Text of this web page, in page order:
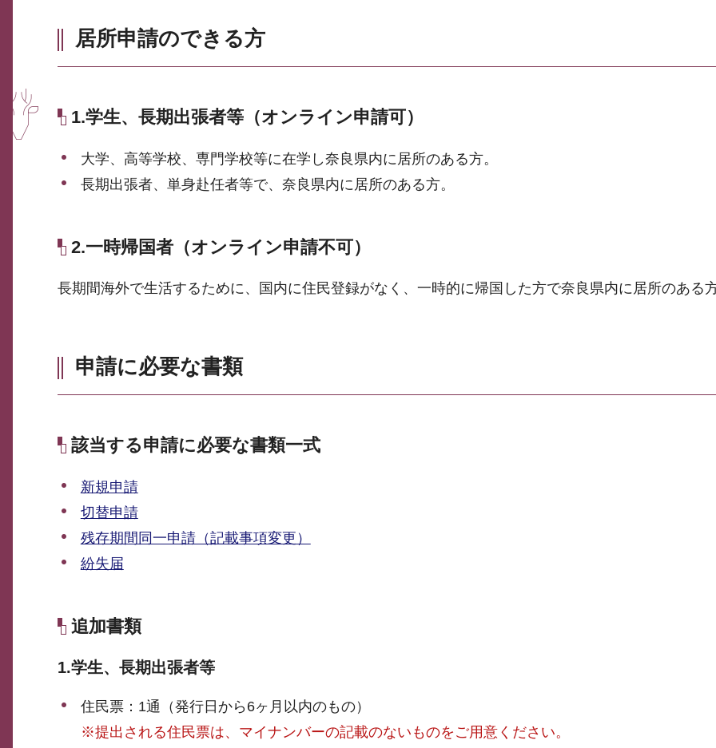
居所申請のできる方
1.学生、長期出張者等（オンライン申請可）
大学、高等学校、専門学校等に在学し奈良県内に居所のある方。
長期出張者、単身赴任者等で、奈良県内に居所のある方。
2.一時帰国者（オンライン申請不可）
長期間海外で生活するために、国内に住民登録がなく、一時的に帰国した方で奈良県内に居所のある
申請に必要な書類
該当する申請に必要な書類一式
新規申請
切替申請
残存期間同一申請（記載事項変更）
紛失届
追加書類
1.学生、長期出張者等
住民票：1通（発行日から6ヶ月以内のもの）
※提出される住民票は、マイナンバーの記載のないものをご用意ください。